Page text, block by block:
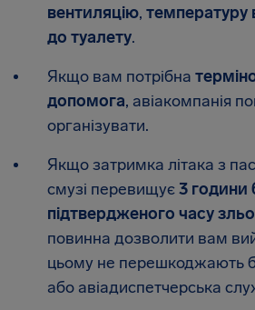
вентиляцію, температуру
до туалету.
Якщо вам потрібна
допомога, авіакомпанія
організувати.
Якщо затримка літака з
смузі перевищує3 години
підтвердженого часу
повинна дозволити вам
цьому не перешкоджають
або авіадиспетчерська